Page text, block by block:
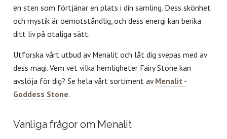
en sten som förtjänar en plats i din samling. Dess skönhet
och mystik är oemotståndlig, och dess energi kan berika
ditt liv på otaliga sätt.
Utforska vårt utbud av Menalit och låt dig svepas med av
dess magi. Vem vet vilka hemligheter Fairy Stone kan
avslöja för dig? Se hela vårt sortiment avMenalit -
Goddess Stone.
Vanliga frågor om Menalit